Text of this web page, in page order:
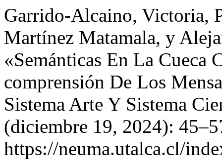
Garrido-Alcaino, Victoria,
Martínez Matamala, y
«Semánticas En La Cueca
comprensión De Los
Sistema Arte Y Sistema
(diciembre 19, 2024):
https://neuma.utalca.cl/